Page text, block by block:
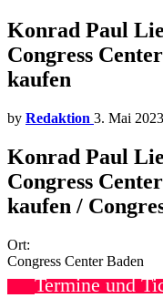
Konrad Paul
Congress
kaufen
by Redaktion 3. Mai
Konrad Paul
Congress
kaufen /
Ort:
Congress Center Baden
Termine und